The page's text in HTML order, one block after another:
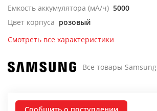
Емкость аккумулятора (мА/ч) 5000
Цвет корпуса розовый
Смотреть все характеристики
Все товары Samsung